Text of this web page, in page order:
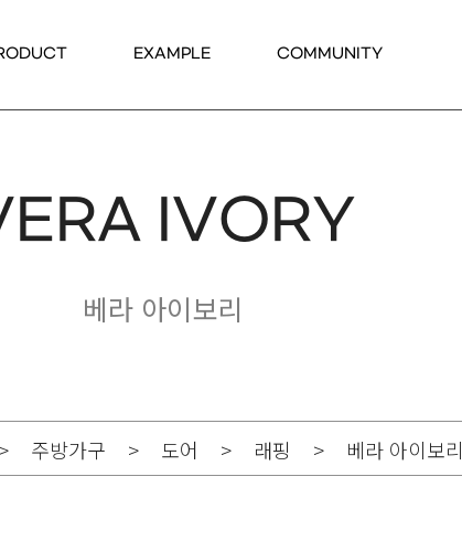
EXAMPLE COMMUNITY
IVORY
베라 아이보리
주방가구 > 도어 > 래핑 > 베라 아이보리